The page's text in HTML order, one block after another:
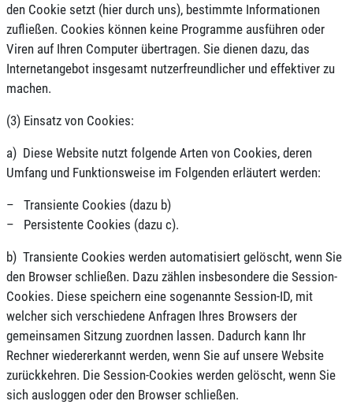
den Cookie setzt (hier durch uns), bestimmte Informationen
zufließen. Cookies können keine Programme ausführen oder
Viren auf Ihren Computer übertragen. Sie dienen dazu, das
Internetangebot insgesamt nutzerfreundlicher und effektiver zu
machen.
(3) Einsatz von Cookies:
a) Diese Website nutzt folgende Arten von Cookies, deren
Umfang und Funktionsweise im Folgenden erläutert werden:
– Transiente Cookies (dazu b)
– Persistente Cookies (dazu c).
b) Transiente Cookies werden automatisiert gelöscht, wenn Sie
den Browser schließen. Dazu zählen insbesondere die Session-
Cookies. Diese speichern eine sogenannte Session-ID, mit
welcher sich verschiedene Anfragen Ihres Browsers der
gemeinsamen Sitzung zuordnen lassen. Dadurch kann Ihr
Rechner wiedererkannt werden, wenn Sie auf unsere Website
zurückkehren. Die Session-Cookies werden gelöscht, wenn Sie
sich ausloggen oder den Browser schließen.